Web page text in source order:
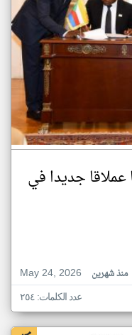
جديدا في
May 24, 2026
منذ شهرين
عدد الكلمات: ٢٥٤